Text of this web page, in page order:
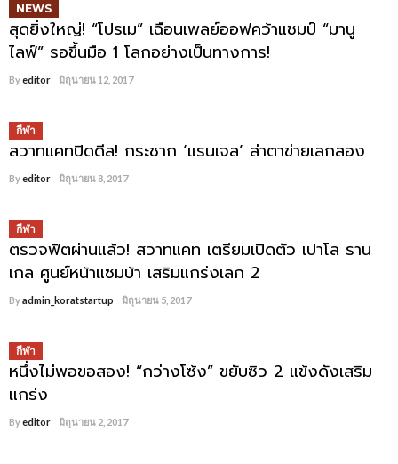
NEWS
สุดยิ่งใหญ่! “โปรเม” เฉือนเพลย์ออฟคว้าแชมป์ “มานู
ไลฟ์” รอขึ้นมือ 1 โลกอย่างเป็นทางการ!
Byeditor มิถุนายน 12, 2017
กีฬา
สวาทแคทปิดดีล! กระชาก ‘แรนเจล’ ล่าตาข่ายเลกสอง
Byeditor มิถุนายน 8, 2017
กีฬา
ตรวจฟิตผ่านแล้ว! สวาทแคท เตรียมเปิดตัว เปาโล ราน
เกล ศูนย์หน้าแซมบ้า เสริมแกร่งเลก 2
Byadmin_koratstartup มิถุนายน 5, 2017
กีฬา
หนึ่งไม่พอขอสอง! “กว่างโซ้ง” ขยับซิว 2 แข้งดังเสริม
แกร่ง
Byeditor มิถุนายน 2, 2017